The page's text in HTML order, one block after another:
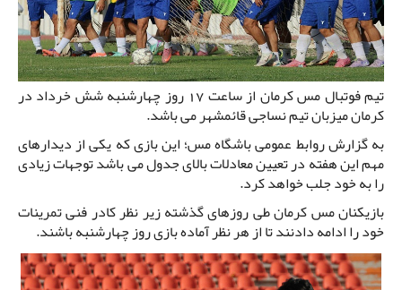
تیم فوتبال مس کرمان از ساعت 17 روز چهارشنبه شش خرداد در
کرمان میزبان تیم نساجی قائمشهر می باشد.
به گزارش روابط عمومی باشگاه مس؛ این بازی که یکی از دیدارهای
مهم این هفته در تعیین معادلات بالای جدول می باشد توجهات زیادی
را به خود جلب خواهد کرد.
بازیکنان مس کرمان طی روزهای گذشته زیر نظر کادر فنی تمرینات
خود را ادامه دادنند تا از هر نظر آماده بازی روز چهارشنبه باشند.